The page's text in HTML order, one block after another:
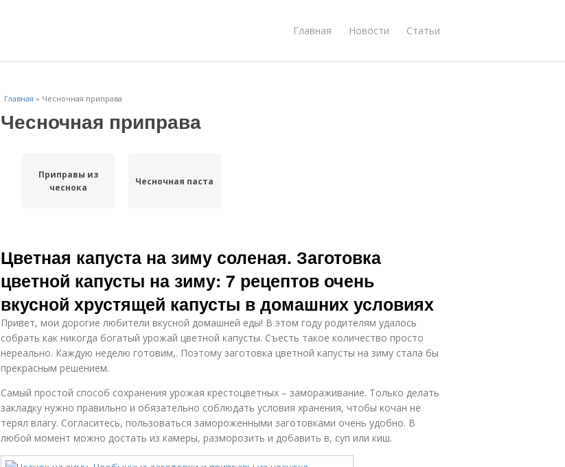
Главная Новости Статьи
Главная » Чесночная приправа
Чесночная приправа
Приправы из
чеснока
Чесночная паста
Цветная капуста на зиму соленая. Заготовка
цветной капусты на зиму: 7 рецептов очень
вкусной хрустящей капусты в домашних условиях
Привет, мои дорогие любители вкусной домашней еды! В этом году родителям удалось
собрать как никогда богатый урожай цветной капусты. Съесть такое количество просто
нереально. Каждую неделю готовим,. Поэтому заготовка цветной капусты на зиму стала бы
прекрасным решением.
Самый простой способ сохранения урожая крестоцветных – замораживание. Только делать
закладку нужно правильно и обязательно соблюдать условия хранения, чтобы кочан не
терял влагу. Согласитесь, пользоваться замороженными заготовками очень удобно. В
любой момент можно достать из камеры, разморозить и добавить в, суп или киш.